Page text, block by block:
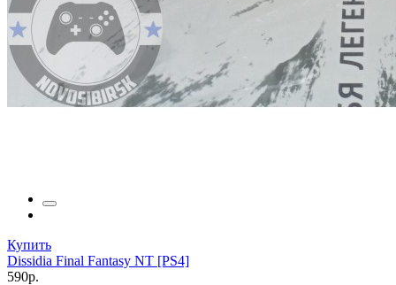
Купить
Dissidia Final Fantasy NT [PS4]
590р.